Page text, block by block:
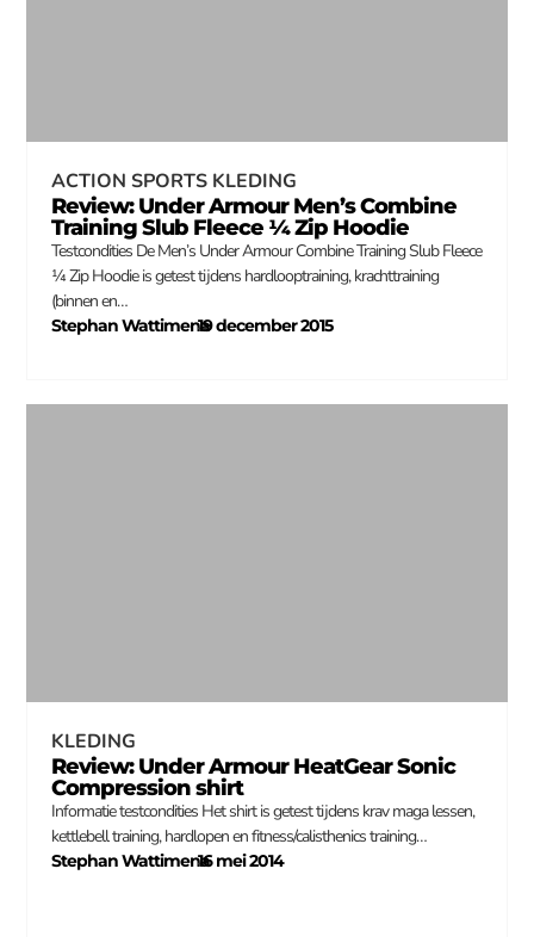
ACTION SPORTS KLEDING
Review: Under Armour Men’s Combine
Training Slub Fleece ¼ Zip Hoodie
Testcondities De Men’s Under Armour Combine Training Slub Fleece
¼ Zip Hoodie is getest tijdens hardlooptraining, krachttraining
(binnen en…
Stephan Wattimena
–
19 december 2015
KLEDING
Review: Under Armour HeatGear Sonic
Compression shirt
Informatie testcondities Het shirt is getest tijdens krav maga lessen,
kettlebell training, hardlopen en fitness/calisthenics training…
Stephan Wattimena
–
16 mei 2014